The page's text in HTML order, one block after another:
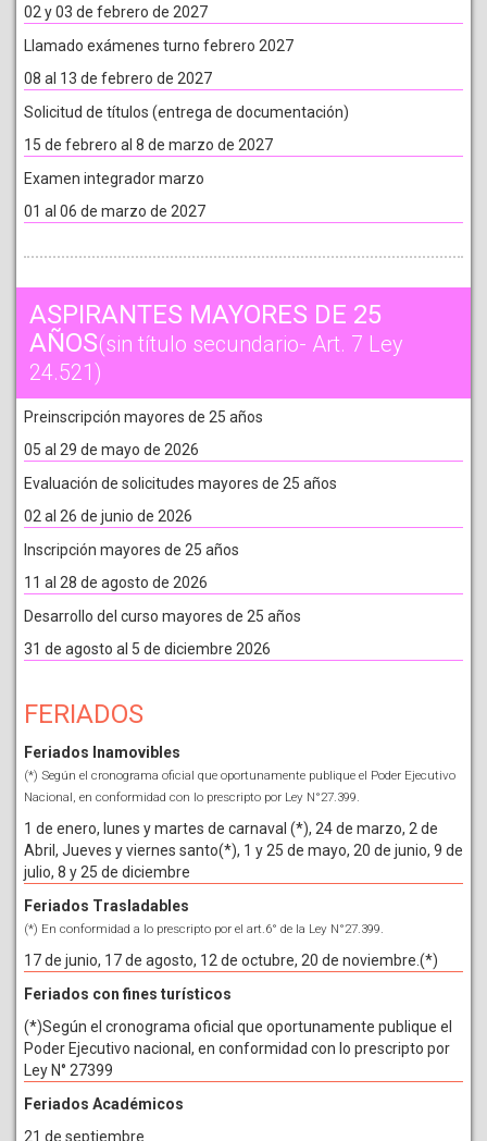
02 y 03 de febrero de 2027
Llamado exámenes turno febrero 2027
08 al 13 de febrero de 2027
Solicitud de títulos (entrega de documentación)
15 de febrero al 8 de marzo de 2027
Examen integrador marzo
01 al 06 de marzo de 2027
ASPIRANTES MAYORES DE 25
AÑOS(sin título secundario- Art. 7 Ley
24.521)
Preinscripción mayores de 25 años
05 al 29 de mayo de 2026
Evaluación de solicitudes mayores de 25 años
02 al 26 de junio de 2026
Inscripción mayores de 25 años
11 al 28 de agosto de 2026
Desarrollo del curso mayores de 25 años
31 de agosto al 5 de diciembre 2026
FERIADOS
Feriados Inamovibles
(*) Según el cronograma oficial que oportunamente publique el Poder Ejecutivo
Nacional, en conformidad con lo prescripto por Ley N°27.399.
1 de enero, lunes y martes de carnaval (*), 24 de marzo, 2 de
Abril, Jueves y viernes santo(*), 1 y 25 de mayo, 20 de junio, 9 de
julio, 8 y 25 de diciembre
Feriados Trasladables
(*) En conformidad a lo prescripto por el art.6° de la Ley N°27.399.
17 de junio, 17 de agosto, 12 de octubre, 20 de noviembre.(*)
Feriados con fines turísticos
(*)Según el cronograma oficial que oportunamente publique el
Poder Ejecutivo nacional, en conformidad con lo prescripto por
Ley N° 27399
Feriados Académicos
21 de septiembre